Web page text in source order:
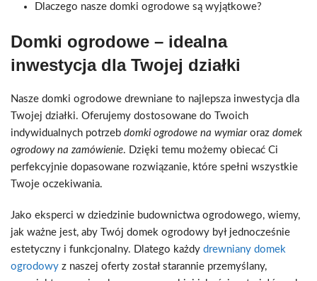
Dlaczego nasze domki ogrodowe są wyjątkowe?
Domki ogrodowe – idealna
inwestycja dla Twojej działki
Nasze domki ogrodowe drewniane to najlepsza inwestycja dla
Twojej działki. Oferujemy dostosowane do Twoich
indywidualnych potrzeb domki ogrodowe na wymiaroraz domek
ogrodowy na zamówienie. Dzięki temu możemy obiecać Ci
perfekcyjnie dopasowane rozwiązanie, które spełni wszystkie
Twoje oczekiwania.
Jako eksperci w dziedzinie budownictwa ogrodowego, wiemy,
jak ważne jest, aby Twój domek ogrodowy był jednocześnie
estetyczny i funkcjonalny. Dlatego każdy drewniany domek
ogrodowy z naszej oferty został starannie przemyślany,